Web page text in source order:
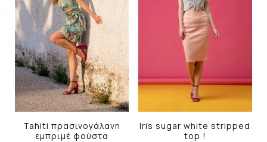
Tahiti πρασινογάλανη
εμπριμέ φούστα
Iris sugar white stripped
top !